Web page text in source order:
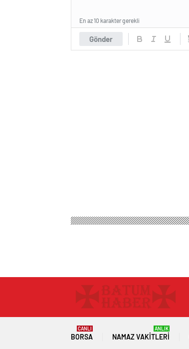
Gönder
En az 10 karakter gerekli
BORSA
CANLI
NAMAZ VAKITLERI
ANLIK